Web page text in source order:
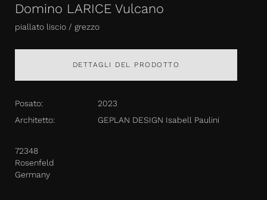
Domino LARICE Vulcano
piallato liscio / grezzo
DETTAGLI DEL PRODOTTO
Posato:
2023
Architetto:
GEPLAN DESIGN Isabell Paulini
72348
Rosenfeld
Germany